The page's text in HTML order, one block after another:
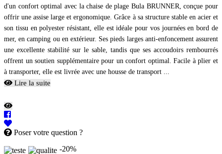
d'un confort optimal avec la chaise de plage Bula BRUNNER, conçue pour
offrir une assise large et ergonomique. Grâce à sa structure stable en acier et
son tissu en polyester résistant, elle est idéale pour vos journées en bord de
mer, en camping ou en extérieur. Ses pieds larges anti-enfoncement assurent
une excellente stabilité sur le sable, tandis que ses accoudoirs rembourrés
offrent un soutien supplémentaire pour un confort optimal. Facile à plier et
à transporter, elle est livrée avec une housse de transport ...
Lire la suite
Poser votre question ?
-20%